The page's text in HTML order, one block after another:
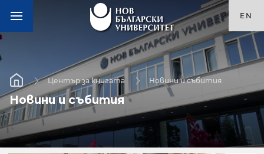
EN
Център за книгата Новини и събития
Новини и събития